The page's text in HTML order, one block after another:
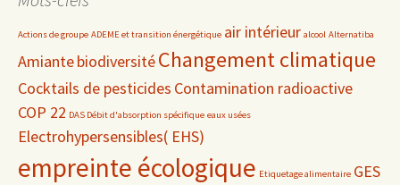
Actions de groupe ADEME et transition énergétique air intérieur alcool Alternatiba
AmiantebiodiversitéChangement climatique
Cocktails de pesticides Contamination radioactive
COP 22 DAS Débit d'absorption spécifique eaux usées
Electrohypersensibles( EHS)
empreinte écologique Etiquetage alimentaire GES